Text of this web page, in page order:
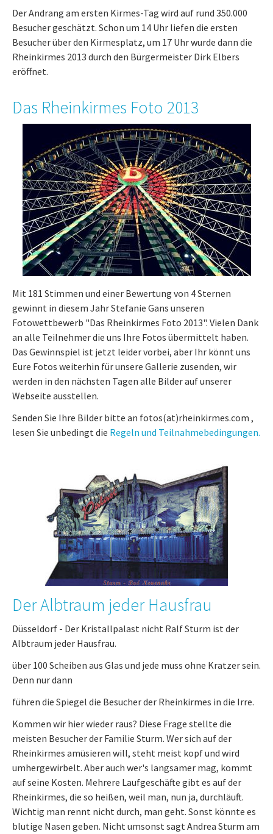
Der Andrang am ersten Kirmes-Tag wird auf rund 350.000
Besucher geschätzt. Schon um 14 Uhr liefen die ersten
Besucher über den Kirmesplatz, um 17 Uhr wurde dann die
Rheinkirmes 2013 durch den Bürgermeister Dirk Elbers
eröffnet.
Das Rheinkirmes Foto 2013
Mit 181 Stimmen und einer Bewertung von 4 Sternen
gewinnt in diesem Jahr Stefanie Gans unseren
Fotowettbewerb "Das Rheinkirmes Foto 2013". Vielen Dank
an alle Teilnehmer die uns Ihre Fotos übermittelt haben.
Das Gewinnspiel ist jetzt leider vorbei, aber Ihr könnt uns
Eure Fotos weiterhin für unsere Gallerie zusenden, wir
werden in den nächsten Tagen alle Bilder auf unserer
Webseite ausstellen.
Senden Sie Ihre Bilder bitte an fotos(at)rheinkirmes.com ,
lesen Sie unbedingt die Regeln und Teilnahmebedingungen.
Der Albtraum jeder Hausfrau
Düsseldorf - Der Kristallpalast nicht Ralf Sturm ist der
Albtraum jeder Hausfrau.
über 100 Scheiben aus Glas und jede muss ohne Kratzer sein.
Denn nur dann
führen die Spiegel die Besucher der Rheinkirmes in die Irre.
Kommen wir hier wieder raus? Diese Frage stellte die
meisten Besucher der Familie Sturm. Wer sich auf der
Rheinkirmes amüsieren will, steht meist kopf und wird
umhergewirbelt. Aber auch wer's langsamer mag, kommt
auf seine Kosten. Mehrere Laufgeschäfte gibt es auf der
Rheinkirmes, die so heißen, weil man, nun ja, durchläuft.
Wichtig man rennt nicht durch, man geht. Sonst könnte es
blutige Nasen geben. Nicht umsonst sagt Andrea Sturm am